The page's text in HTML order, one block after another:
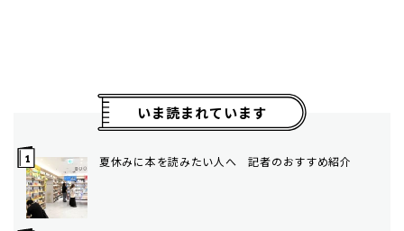
いま読まれています
夏休みに本を読みたい人へ 記者のおすすめ紹介